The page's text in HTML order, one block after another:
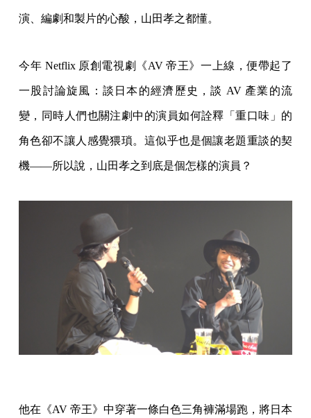
演、編劇和製片的心酸，山田孝之都懂。
今年 Netflix 原創電視劇《AV 帝王》一上線，便帶起了
一股討論旋風：談日本的經濟歷史，談 AV 產業的流
變，同時人們也關注劇中的演員如何詮釋「重口味」的
角色卻不讓人感覺猥瑣。這似乎也是個讓老題重談的契
機——所以說，山田孝之到底是個怎樣的演員？
他在《AV 帝王》中穿著一條白色三角褲滿場跑，將日本